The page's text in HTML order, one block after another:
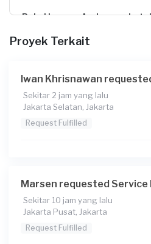
Pukul berapa Anda
09:00
Rp100.000 + Rp11.000 (biaya
Proyek Terkait
Iwan Khrisnawan
Sekitar 2 jam yang lalu
Jakarta Selatan, Jakarta
Request Fulfilled
Marsen requested Service
Sekitar 10 jam yang lalu
Jakarta Pusat, Jakarta
Request Fulfilled